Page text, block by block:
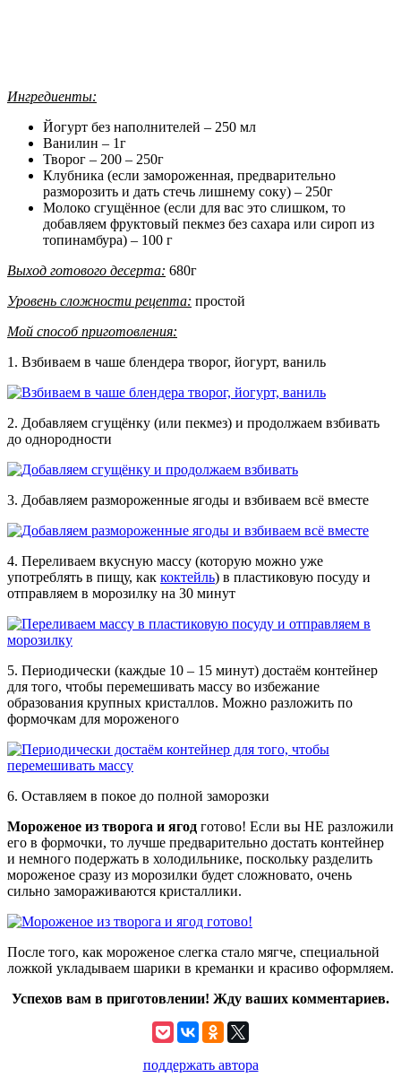
Ингредиенты:
Йогурт без наполнителей – 250 мл
Ванилин – 1г
Творог – 200 – 250г
Клубника (если замороженная, предварительно
разморозить и дать стечь лишнему соку) – 250г
Молоко сгущённое (если для вас это слишком, то
добавляем фруктовый пекмез без сахара или сироп из
топинамбура) – 100 г
Выход готового десерта: 680г
Уровень сложности рецепта: простой
Мой способ приготовления:
1. Взбиваем в чаше блендера творог, йогурт, ваниль
2. Добавляем сгущёнку (или пекмез) и продолжаем взбивать
до однородности
3. Добавляем размороженные ягоды и взбиваем всё вместе
4. Переливаем вкусную массу (которую можно уже
употреблять в пищу, как коктейль) в пластиковую посуду и
отправляем в морозилку на 30 минут
5. Периодически (каждые 10 – 15 минут) достаём контейнер
для того, чтобы перемешивать массу во избежание
образования крупных кристаллов. Можно разложить по
формочкам для мороженого
6. Оставляем в покое до полной заморозки
Мороженое из творога и ягод готово! Если вы НЕ разложили
его в формочки, то лучше предварительно достать контейнер
и немного подержать в холодильнике, поскольку разделить
мороженое сразу из морозилки будет сложновато, очень
сильно замораживаются кристаллики.
После того, как мороженое слегка стало мягче, специальной
ложкой укладываем шарики в креманки и красиво оформляем.
Успехов вам в приготовлении! Жду ваших комментариев.
поддержать автора